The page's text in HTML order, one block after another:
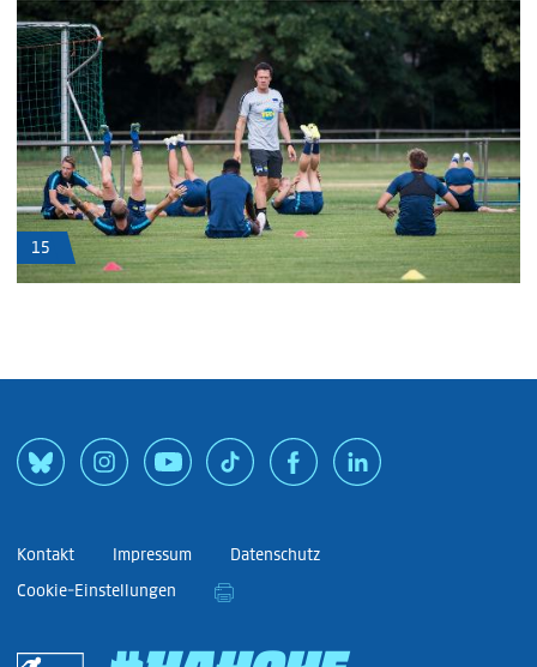
15
Kontakt Impressum
Datenschutz
Cookie-Einstellungen